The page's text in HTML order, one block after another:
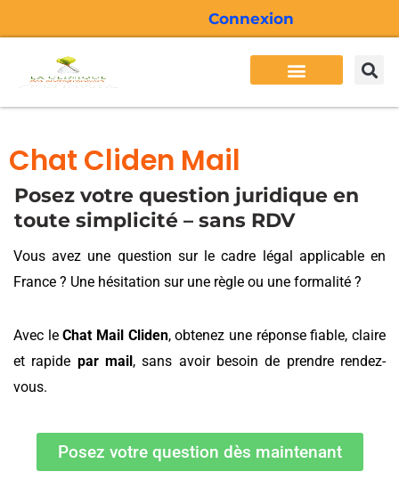
au
Connexion
Chat Cliden Mail
Posez votre question juridique en
toute simplicité – sans RDV
Vous avez une question sur le cadre légal applicable en
France ? Une hésitation sur une règle ou une formalité ?
Avec leChat Mail Cliden, obtenez une réponse fiable, claire
et rapide par mail, sans avoir besoin de prendre rendez-
vous.
Posez votre question dès maintenant